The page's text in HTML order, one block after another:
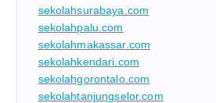
sekolahsurabaya.com
sekolahpalu.com
sekolahmakassar.com
sekolahkendari.com
sekolahgorontalo.com
sekolahtanjungselor.com